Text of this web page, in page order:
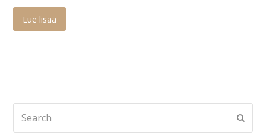
Lue lisää